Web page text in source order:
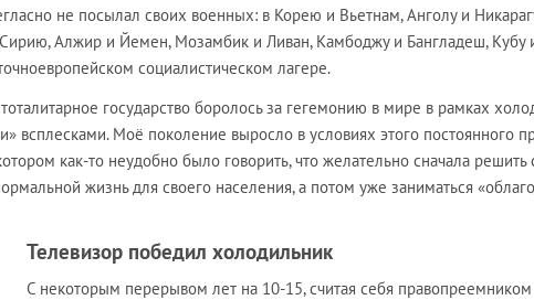
не посылал своих военных: в Корею и Вьетнам, Анголу и
Алжир и Йемен, Мозамбик и Ливан, Камбоджу и Бангладеш, Кубу
социалистическом лагере.
государство боролось за гегемонию в мире в рамках
всплесками. Моё поколение выросло в условиях этого постоянного
как-то неудобно было говорить, что желательно сначала
жизнь для своего населения, а потом уже заниматься
Телевизор победил холодильник
С некоторым перерывом лет на 10-15, считая себя